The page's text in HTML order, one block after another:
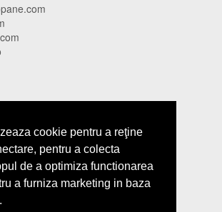
cookie pentru a reţine
pentru a colecta
de a optimiza functionarea
a furniza marketing in baza